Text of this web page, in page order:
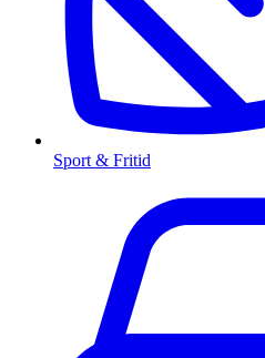
Sport & Fritid